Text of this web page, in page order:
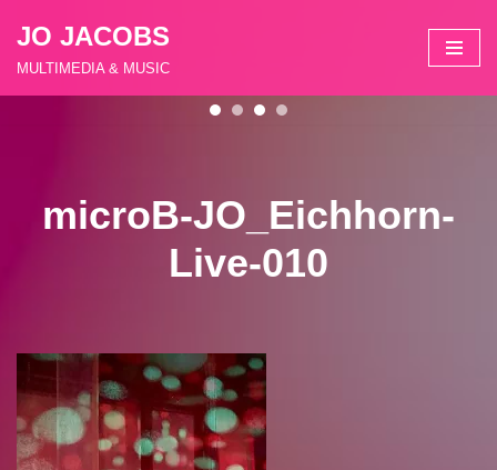
Zum
JO JACOBS
MULTIMEDIA & MUSIC
microB-JO_Eichhorn-
Live-010